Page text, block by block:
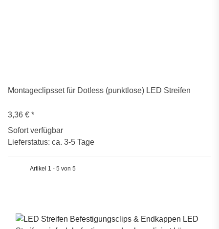
Montageclipsset für Dotless (punktlose) LED Streifen
3,36 € *
Sofort verfügbar
Lieferstatus: ca. 3-5 Tage
Artikel 1 - 5 von 5